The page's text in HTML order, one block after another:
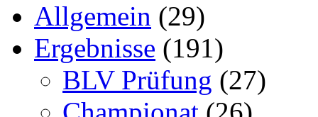
Allgemein (29)
Ergebnisse (191)
BLV Prüfung (27)